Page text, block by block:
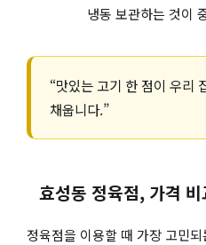
냉동 보관하는 것이
“맛있는 고기 한 점이 우리
채웁니다.”
효성동 정육점, 가격
정육점을 이용할 때 가장 고민